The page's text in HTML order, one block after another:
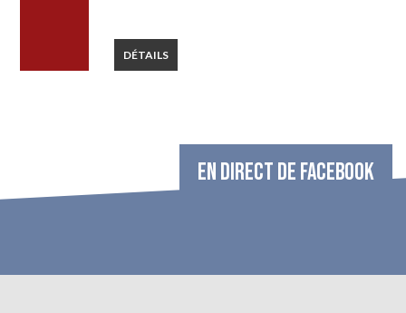
DÉTAILS
EN DIRECT DE FACEBOOK